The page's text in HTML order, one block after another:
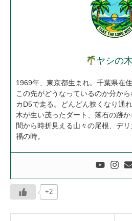
ヤシの木
1969年、東京都生まれ。千葉県在住
この先がどうなっているのか分か
カD5で走る。どんどん狭くなり通
木が生い茂ったダート、落石の跡
間から時折見える山々の尾根、デ
福の時。
+2